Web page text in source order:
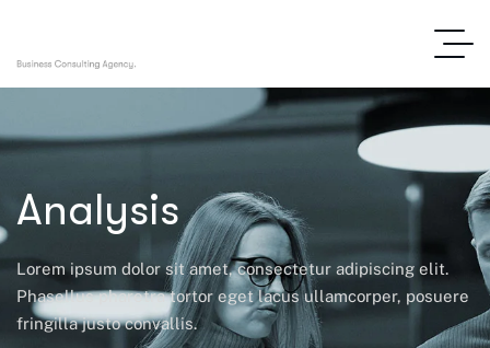
Analysis
Lorem ipsum dolor sit amet, consectetur adipiscing elit.
Phasellus pharetra tortor eget lacus ullamcorper, posuere
fringilla justo convallis.